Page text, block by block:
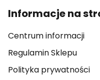
Informacje na
Centrum informacji
Regulamin Sklepu
Polityka prywatności